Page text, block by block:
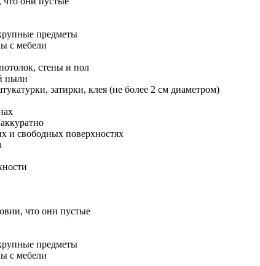
предметы
с мебели
стены и пол
пыли
затирки, клея (не более 2 см диаметром)
и свободных поверхностях
что они пустые
предметы
с мебели